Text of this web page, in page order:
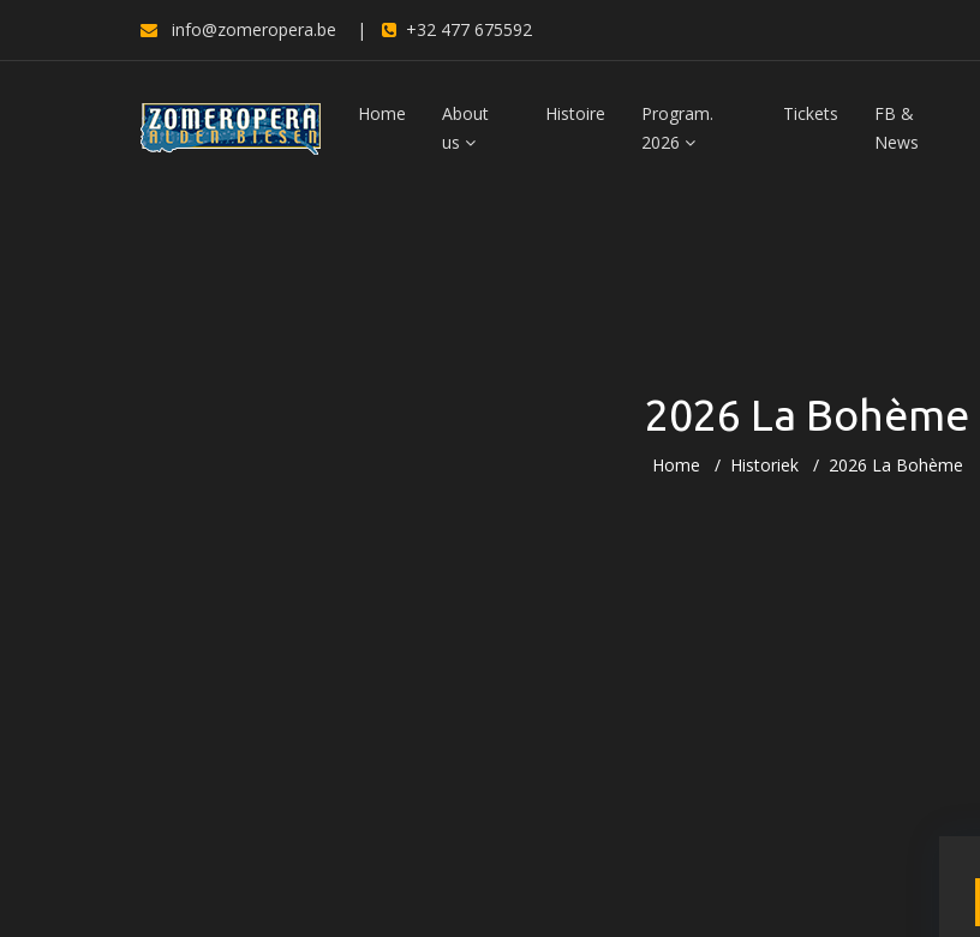
info@zomeropera.be | +32 477 675592
Home
About
us
Histoire
Program.
2026
Tickets
FB &
News
2026 La Bohème
Home Historiek 2026 La Bohème